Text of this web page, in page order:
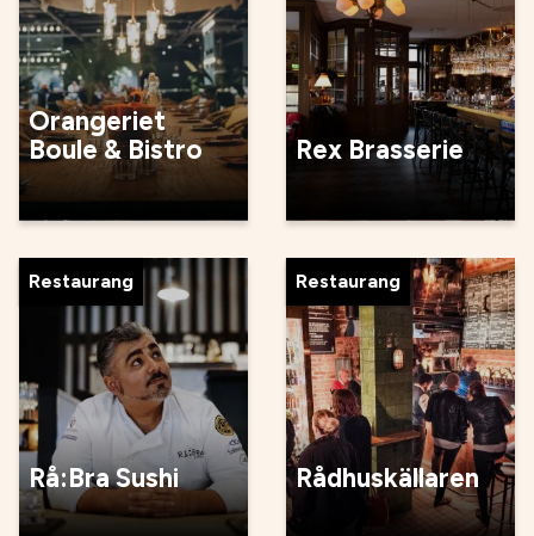
Orangeriet
Boule & Bistro
Rex Brasserie
Restaurang
Rå:Bra Sushi
Restaurang
Rådhuskällaren